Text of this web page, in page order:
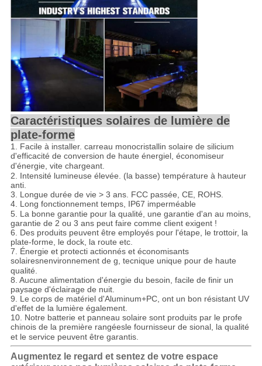
Caractéristiques solaires de lumière de
plate-forme
1. Facile à installer. carreau monocristallin solaire de silicium
d'efficacité de conversion de haute énergiel, économiseur
d'énergie, vite chargeant.
2. Intensité lumineuse élevée. (la basse) température à hauteur
anti.
3. Longue durée de vie > 3 ans. FCC passée, CE, ROHS.
4. Long fonctionnement temps, IP67 imperméable
5. La bonne garantie pour la qualité, une garantie d'an au moins,
garantie de 2 ou 3 ans peut faire comme client exigent !
6. Des produits peuvent être employés pour l'étape, le trottoir, la
plate-forme, le dock, la route etc.
7. Énergie et protecti actionnés et économisants
solairesnenvironnement de g, tecnique unique pour de haute
qualité.
8. Aucune alimentation d'énergie du besoin, facile de finir un
paysage d'éclairage de nuit.
9. Le corps de matériel d'Aluminum+PC, ont un bon résistant UV
d'effet de la lumière également.
10. Notre batterie et panneau solaire sont produits par le profe
chinois de la première rangéesle fournisseur de sional, la qualité
et le service peuvent être garantis.
Augmentez le regard et sentez de votre espace